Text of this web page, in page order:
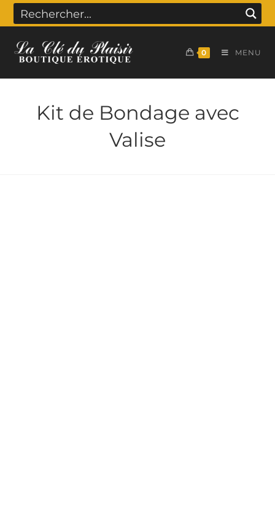
0 MENU
Kit de Bondage avec
Valise